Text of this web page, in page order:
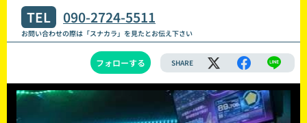
TEL 090-2724-5511
お問い合わせの際は「スナカラ」を見たとお伝え下さい
フォローする SHARE